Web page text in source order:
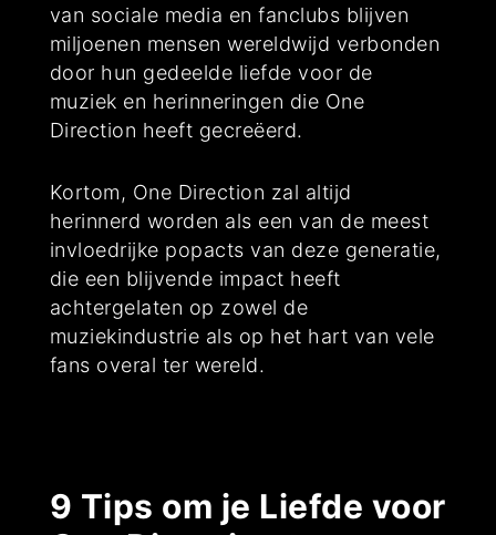
van sociale media en fanclubs blijven
miljoenen mensen wereldwijd verbonden
door hun gedeelde liefde voor de
muziek en herinneringen die One
Direction heeft gecreëerd.
Kortom, One Direction zal altijd
herinnerd worden als een van de meest
invloedrijke popacts van deze generatie,
die een blijvende impact heeft
achtergelaten op zowel de
muziekindustrie als op het hart van vele
fans overal ter wereld.
9 Tips om je Liefde voor